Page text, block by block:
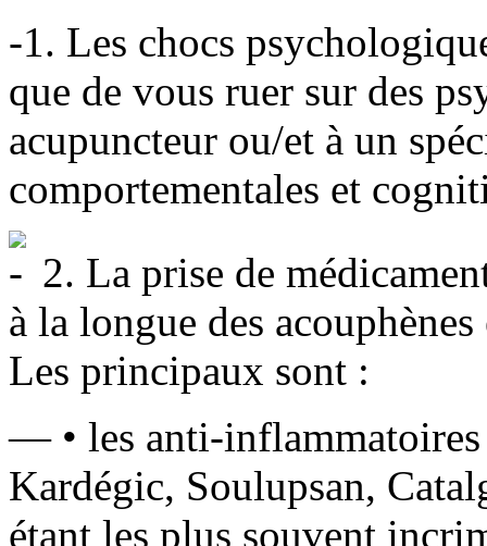
-1. Les chocs
que de vous ruer sur des
acupuncteur ou/et à un
comportementales et
2. La prise de
à la longue des
Les principaux sont :
— • les anti-
Kardégic, Soulupsan,
étant les plus souvent